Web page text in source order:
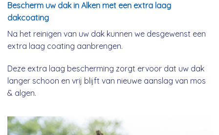
Bescherm uw dak in Alken met een extra laag
dakcoating
Na het reinigen van uw dak kunnen we desgewenst een
extra laag coating aanbrengen.
Deze extra laag bescherming zorgt ervoor dat uw dak
langer schoon en vrij blijft van nieuwe aanslag van mos
& algen.